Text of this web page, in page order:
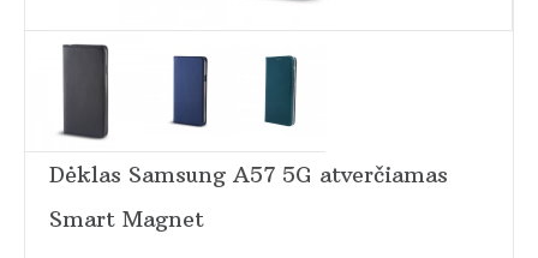
Dėklas Samsung A57 5G atverčiamas
Smart Magnet